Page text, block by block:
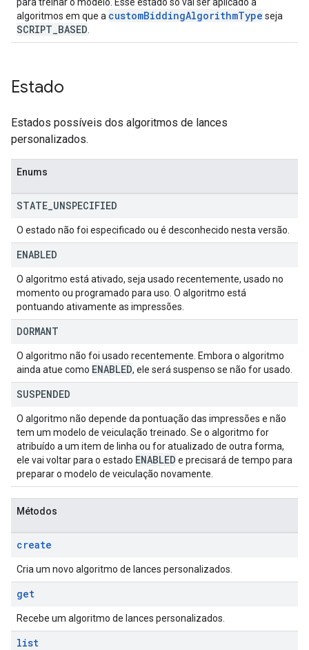
algoritmos em que a customBiddingAlgorithmType seja
SCRIPT BASED
Estado
Estados possíveis dos algoritmos de lances
personalizados.
Enums
STATE UNSPECIFIED
O estado não foi especificado ou é desconhecido nesta versão.
ENABLED
O algoritmo está ativado, seja usado recentemente, usado no
momento ou programado para uso. O algoritmo está
pontuando ativamente as impressões.
DORMANT
O algoritmo não foi usado recentemente. Embora o algoritmo
ainda atue como ENABLED, ele será suspenso se não for usado.
SUSPENDED
O algoritmo não depende da pontuação das impressões e não
tem um modelo de veiculação treinado. Se o algoritmo for
atribuído a um item de linha ou for atualizado de outra forma,
ele vai voltar para o estado ENABLED e precisará de tempo para
preparar o modelo de veiculação novamente.
Métodos
create
Cria um novo algoritmo de lances personalizados.
get
Recebe um algoritmo de lances personalizados.
list